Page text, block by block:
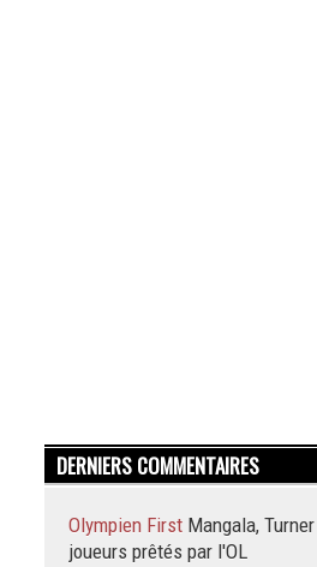
DERNIERS COMMENTAIRES
Olympien First Mangala,
joueurs prêtés par l'OL